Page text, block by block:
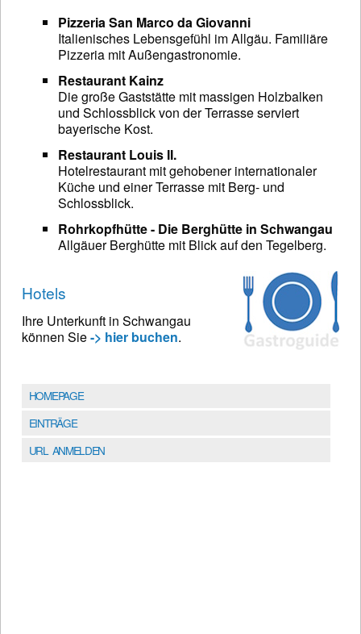
Pizzeria San Marco da Giovanni
Italienisches Lebensgefühl im Allgäu. Familiäre
Pizzeria mit Außengastronomie.
Restaurant Kainz
Die große Gaststätte mit massigen Holzbalken
und Schlossblick von der Terrasse serviert
bayerische Kost.
Restaurant Louis II.
Hotelrestaurant mit gehobener internationaler
Küche und einer Terrasse mit Berg- und
Schlossblick.
Rohrkopfhütte - Die Berghütte in Schwangau
Allgäuer Berghütte mit Blick auf den Tegelberg.
Hotels
Ihre Unterkunft in Schwangau
können Sie-> hier buchen.
HOMEPAGE
EINTRÄGE
URL ANMELDEN